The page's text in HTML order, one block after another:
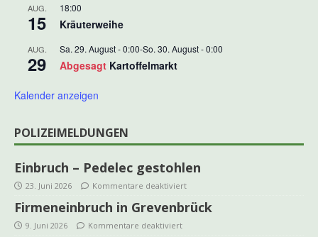
AUG.
15
18:00
Kräuterweihe
AUG.
29
Sa. 29. August - 0:00-So. 30. August - 0:00
Abgesagt Kartoffelmarkt
Kalender anzeigen
POLIZEIMELDUNGEN
Einbruch – Pedelec gestohlen
23. Juni 2026 Kommentare deaktiviert
Firmeneinbruch in Grevenbrück
9. Juni 2026 Kommentare deaktiviert